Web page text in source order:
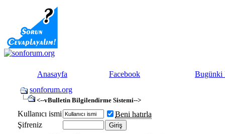
Anasayfa Facebook
Bugünki
sonforum.org
<--vBulletin Bilgilendirme Sistemi-->
Kullanıcı ismi
Beni hatırla
Şifreniz